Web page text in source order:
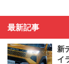
最新記事
新
イ